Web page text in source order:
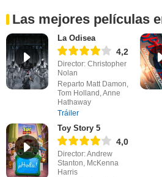
Las mejores películas
La Odisea
4,2
Director: Christopher
Nolan
Reparto Matt Damon,
Tom Holland, Anne
Hathaway
Tráiler
Toy Story 5
4,0
Director: Andrew
Stanton, McKenna
Harris